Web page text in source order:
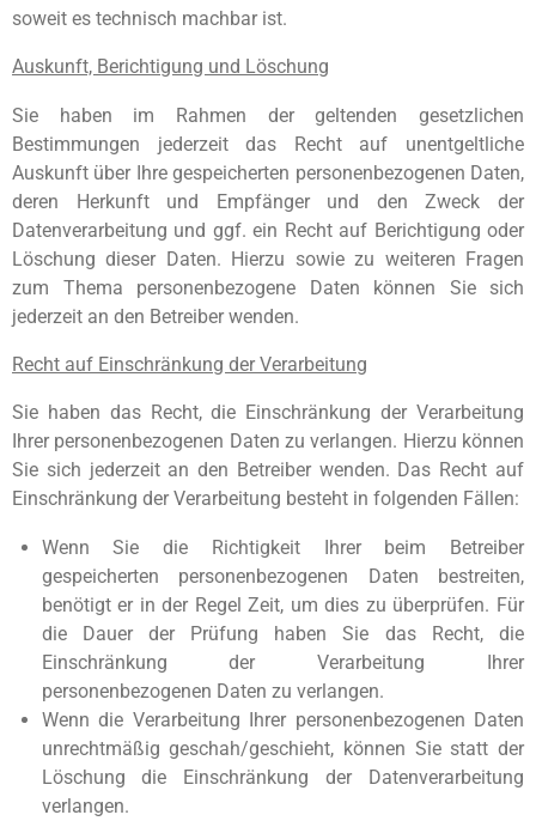
soweit es technisch machbar ist.
Auskunft, Berichtigung und Löschung
Sie haben im Rahmen der geltenden gesetzlichen
Bestimmungen jederzeit das Recht auf unentgeltliche
Auskunft über Ihre gespeicherten personenbezogenen Daten,
deren Herkunft und Empfänger und den Zweck der
Datenverarbeitung und ggf. ein Recht auf Berichtigung oder
Löschung dieser Daten. Hierzu sowie zu weiteren Fragen
zum Thema personenbezogene Daten können Sie sich
jederzeit an den Betreiber wenden.
Recht auf Einschränkung der Verarbeitung
Sie haben das Recht, die Einschränkung der Verarbeitung
Ihrer personenbezogenen Daten zu verlangen. Hierzu können
Sie sich jederzeit an den Betreiber wenden. Das Recht auf
Einschränkung der Verarbeitung besteht in folgenden Fällen:
Wenn Sie die Richtigkeit Ihrer beim Betreiber
gespeicherten personenbezogenen Daten bestreiten,
benötigt er in der Regel Zeit, um dies zu überprüfen. Für
die Dauer der Prüfung haben Sie das Recht, die
Einschränkung der Verarbeitung Ihrer
personenbezogenen Daten zu verlangen.
Wenn die Verarbeitung Ihrer personenbezogenen Daten
unrechtmäßig geschah/geschieht, können Sie statt der
Löschung die Einschränkung der Datenverarbeitung
verlangen.